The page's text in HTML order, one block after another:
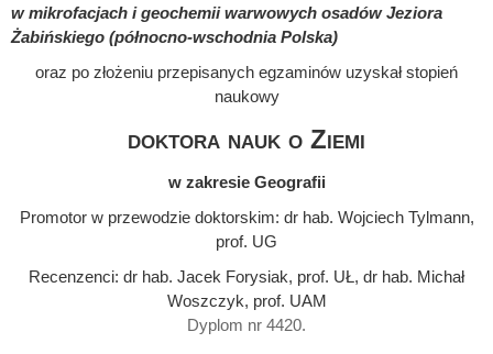
w mikrofacjach i geochemii warwowych osadów Jeziora
Żabińskiego (północno-wschodnia Polska)
oraz po złożeniu przepisanych egzaminów uzyskał stopień
naukowy
doktora nauk o Ziemi
w zakresie Geografii
Promotor w przewodzie doktorskim: dr hab. Wojciech Tylmann,
prof. UG
Recenzenci: dr hab. Jacek Forysiak, prof. UŁ, dr hab. Michał
Woszczyk, prof. UAM
Dyplom nr 4420.